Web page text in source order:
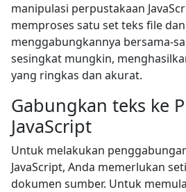
manipulasi perpustakaan
memproses satu set teks file dan
menggabungkannya bersama-
sesingkat mungkin,
yang ringkas dan akurat.
Gabungkan teks ke
JavaScript
Untuk melakukan
JavaScript, Anda memerlukan
dokumen sumber. Untuk